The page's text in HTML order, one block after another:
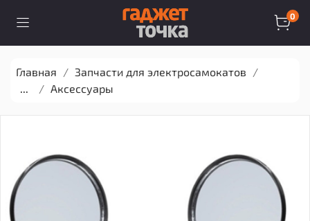
0
Главная
Запчасти для электросамокатов
...
Аксессуары